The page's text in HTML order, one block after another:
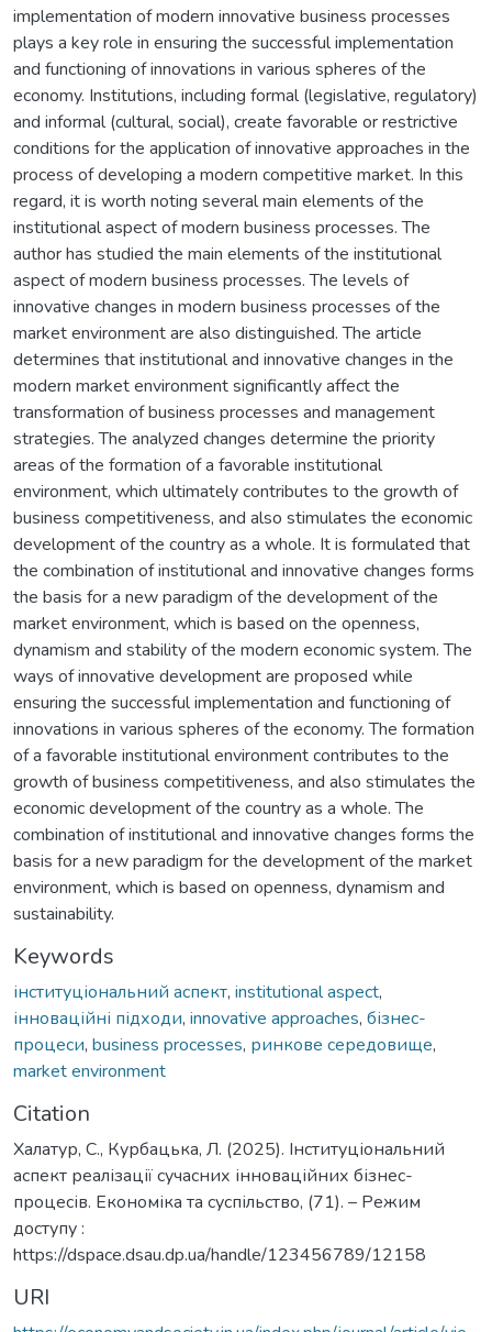
implementation of modern innovative business processes
plays a key role in ensuring the successful implementation
and functioning of innovations in various spheres of the
economy. Institutions, including formal (legislative, regulatory)
and informal (cultural, social), create favorable or restrictive
conditions for the application of innovative approaches in the
process of developing a modern competitive market. In this
regard, it is worth noting several main elements of the
institutional aspect of modern business processes. The
author has studied the main elements of the institutional
aspect of modern business processes. The levels of
innovative changes in modern business processes of the
market environment are also distinguished. The article
determines that institutional and innovative changes in the
modern market environment significantly affect the
transformation of business processes and management
strategies. The analyzed changes determine the priority
areas of the formation of a favorable institutional
environment, which ultimately contributes to the growth of
business competitiveness, and also stimulates the economic
development of the country as a whole. It is formulated that
the combination of institutional and innovative changes forms
the basis for a new paradigm of the development of the
market environment, which is based on the openness,
dynamism and stability of the modern economic system. The
ways of innovative development are proposed while
ensuring the successful implementation and functioning of
innovations in various spheres of the economy. The formation
of a favorable institutional environment contributes to the
growth of business competitiveness, and also stimulates the
economic development of the country as a whole. The
combination of institutional and innovative changes forms the
basis for a new paradigm for the development of the market
environment, which is based on openness, dynamism and
sustainability.
Keywords
інституціональний аспект, institutional aspect,
інноваційні підходи, innovative approaches, бізнес-
процеси, business processes, ринкове середовище,
market environment
Citation
Халатур, С., Курбацька, Л. (2025). Інституціональний
аспект реалізації сучасних інноваційних бізнес-
процесів. Економіка та суспільство, (71). – Режим
доступу :
https://dspace.dsau.dp.ua/handle/123456789/12158
URI